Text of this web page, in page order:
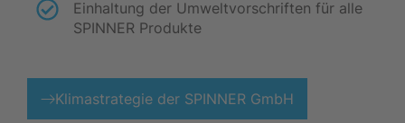
Einhaltung der Umweltvorschriften für alle
SPINNER Produkte
Klimastrategie der SPINNER GmbH